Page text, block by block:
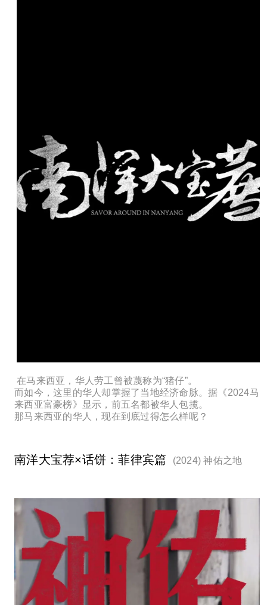
在马来西亚，华人劳工曾被蔑称为“猪仔”。
而如今，这里的华人却掌握了当地经济命脉。据《2024马
来西亚富豪榜》显示，前五名都被华人包揽。
那马来西亚的华人，现在到底过得怎么样呢？
南洋大宝荐×话饼：菲律宾篇 (2024) 神佑之地